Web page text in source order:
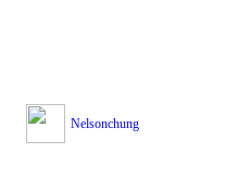
Nelsonchung